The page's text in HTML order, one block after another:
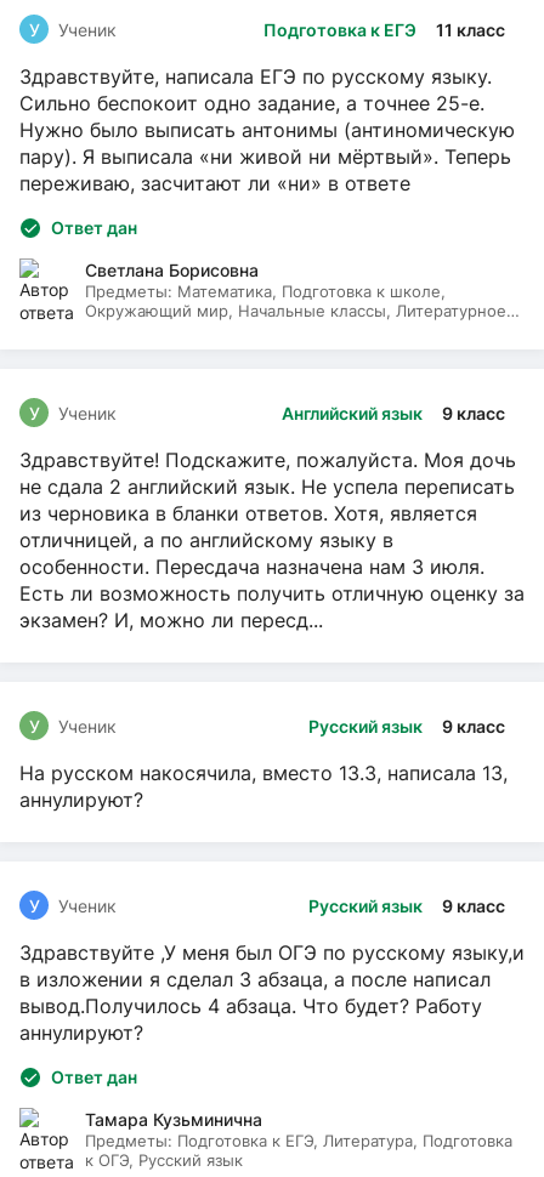
Подготовка к ЕГЭ 11 класс
У Ученик
Здравствуйте, написала ЕГЭ по русскому языку.
Сильно беспокоит одно задание, а точнее 25-е.
Нужно было выписать антонимы (антиномическую
пару). Я выписала «ни живой ни мёртвый». Теперь
переживаю, засчитают ли «ни» в ответе
Ответ дан
Светлана Борисовна
Предметы: Математика, Подготовка к школе,
Окружающий мир, Начальные классы, Литературное
Английский язык 9 класс
У Ученик
Здравствуйте! Подскажите, пожалуйста. Моя дочь
не сдала 2 английский язык. Не успела переписать
из черновика в бланки ответов. Хотя, является
отличницей, а по английскому языку в
особенности. Пересдача назначена нам 3 июля.
Есть ли возможность получить отличную оценку за
экзамен? И, можно ли пересд...
Русский язык 9 класс
У Ученик
На русском накосячила, вместо 13.3, написала 13,
аннулируют?
Русский язык 9 класс
У Ученик
Здравствуйте ,У меня был ОГЭ по русскому языку,и
в изложении я сделал 3 абзаца, а после написал
вывод.Получилось 4 абзаца. Что будет? Работу
аннулируют?
Ответ дан
Тамара Кузьминична
Предметы: Подготовка к ЕГЭ, Литература, Подготовка
к ОГЭ, Русский язык